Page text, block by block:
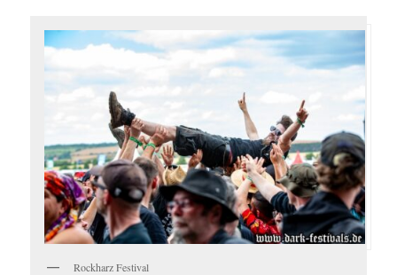
Rockharz Festival